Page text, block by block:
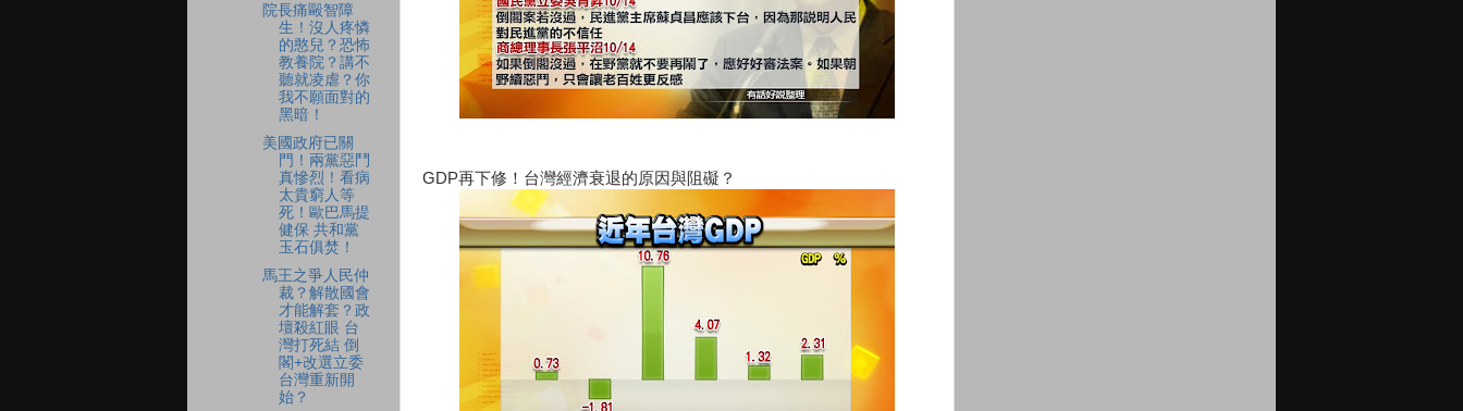
GDP再下修！台灣經濟衰退的原因與阻礙？
院長痛毆智障
生！沒人疼憐
的憨兒？恐怖
教養院？講不
聽就凌虐？你
我不願面對的
黑暗！
美國政府已關
門！兩黨惡鬥
真慘烈！看病
太貴窮人等
死！歐巴馬提
健保 共和黨
玉石俱焚！
馬王之爭人民仲
裁？解散國會
才能解套？政
壇殺紅眼 台
灣打死結 倒
閣+改選立委
台灣重新開
始？